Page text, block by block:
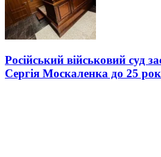
Російський військовий суд
Сергія Москаленка до 25